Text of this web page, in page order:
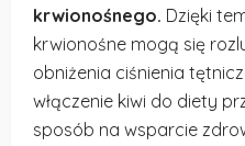
krwionośnego. Dzięki
krwionośne mogą się
obniżenia ciśnienia
włączenie kiwi do diety
sposób na wsparcie